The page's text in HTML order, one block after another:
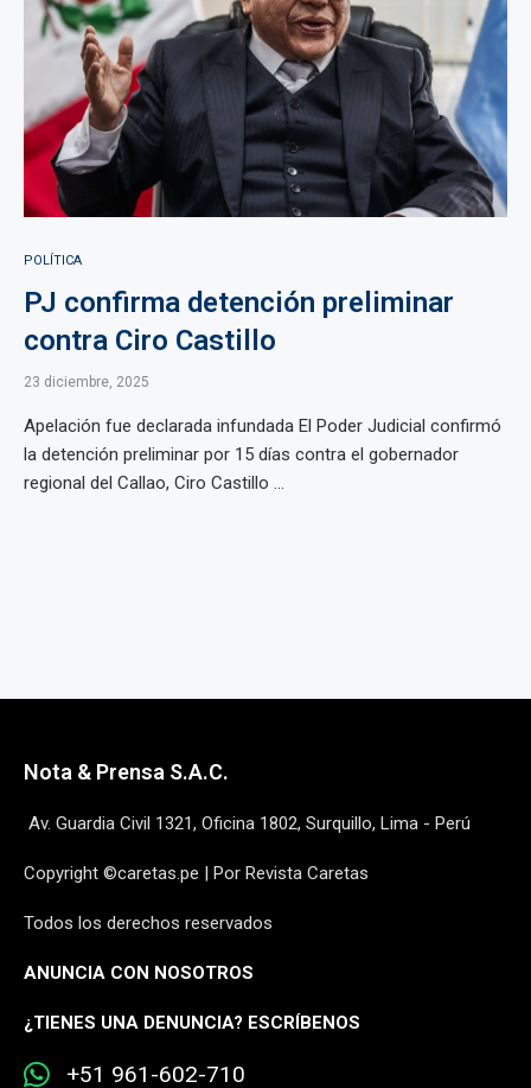
POLÍTICA
PJ confirma detención preliminar
contra Ciro Castillo
23 diciembre, 2025
Apelación fue declarada infundada El Poder Judicial confirmó
la detención preliminar por 15 días contra el gobernador
regional del Callao, Ciro Castillo ...
Nota & Prensa S.A.C.
Av. Guardia Civil 1321, Oficina 1802, Surquillo, Lima - Perú
Copyright ©caretas.pe | Por Revista Caretas
Todos los derechos reservados
ANUNCIA CON NOSOTROS
¿TIENES UNA DENUNCIA? ESCRÍBENOS
+51 961-602-710